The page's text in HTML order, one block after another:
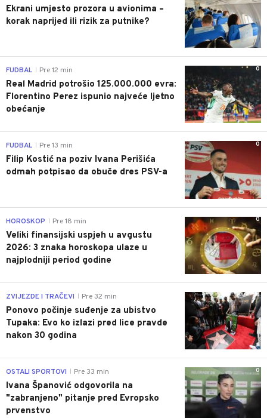
Ekrani umjesto prozora u avionima –
korak naprijed ili rizik za putnike?
0
FUDBAL Pre 12 min
Real Madrid potrošio 125.000.000 evra:
Florentino Perez ispunio najveće ljetno
obećanje
0
FUDBAL Pre 13 min
Filip Kostić na poziv Ivana Perišića
odmah potpisao da obuče dres PSV-a
0
HOROSKOP Pre 18 min
Veliki finansijski uspjeh u avgustu
2026: 3 znaka horoskopa ulaze u
najplodniji period godine
0
ZVIJEZDE I TRAČEVI Pre 32 min
Ponovo počinje suđenje za ubistvo
Tupaka: Evo ko izlazi pred lice pravde
nakon 30 godina
0
OSTALI SPORTOVI Pre 33 min
Ivana Španović odgovorila na
"zabranjeno" pitanje pred Evropsko
prvenstvo